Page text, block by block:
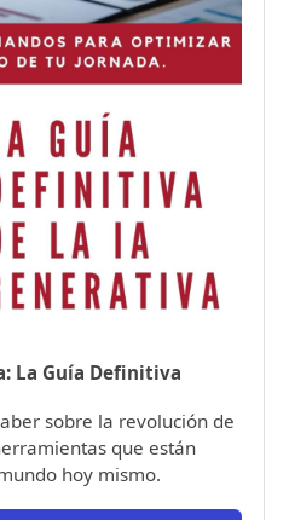
La Guía Definitiva
sobre la revolución de
que están
hoy mismo.